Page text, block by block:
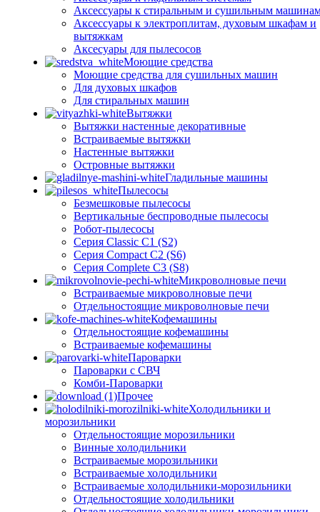
Аксессуары к стиральным и сушильным
Аксессуары к электроплитам, духовым шкафам и
вытяжкам
Аксесуары для пылесосов
Моющие средства
Моющие средства для сушильных машин
Для духовых шкафов
Для стиральных машин
Вытяжки
Вытяжки настенные декоративные
Встраиваемые вытяжки
Настенные вытяжки
Островные вытяжки
Гладильные машины
Пылесосы
Безмешковые пылесосы
Вертикальные беспроводные пылесосы
Робот-пылесосы
Серия Classic C1 (S2)
Серия Compact C2 (S6)
Серия Complete C3 (S8)
Микроволновые печи
Встраиваемые микроволновые печи
Отдельностоящие микроволновые печи
Кофемашины
Отдельностоящие кофемашины
Встраиваемые кофемашины
Пароварки
Пароварки с СВЧ
Комби-Пароварки
Прочее
Холодильники и
морозильники
Отдельностоящие морозильники
Винные холодильники
Встраиваемые морозильники
Встраиваемые холодильники
Встраиваемые холодильники-морозильники
Отдельностоящие холодильники